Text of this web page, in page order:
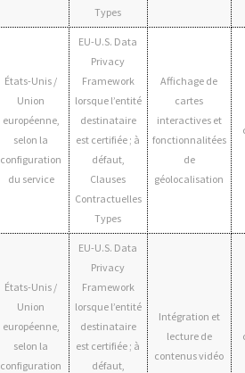
Types
États-Unis /
Union
européenne,
selon la
configuration
du service
EU-U.S. Data
Privacy
Framework
lorsque l’entité
destinataire
est certifiée ; à
défaut,
Clauses
Contractuelles
Types
Affichage de
cartes
interactives et
fonctionnalitées
de
géolocalisation
États-Unis /
Union
européenne,
selon la
configuration
EU-U.S. Data
Privacy
Framework
lorsque l’entité
destinataire
est certifiée ; à
défaut,
Intégration et
lecture de
contenus vidéo